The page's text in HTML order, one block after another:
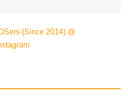
(Since 2014) @